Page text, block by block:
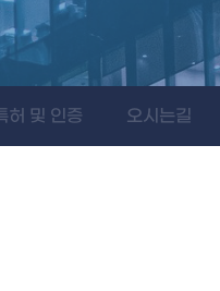
허 및 인증 오시는길